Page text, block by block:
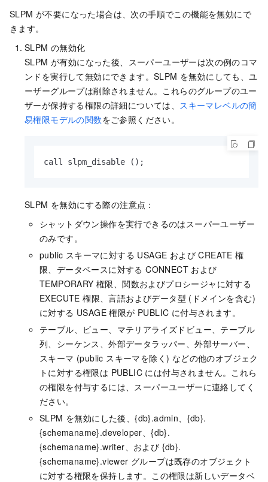
SLPM が不要になった場合は、次の手順でこの機能を無効にで
きます。
SLPM の無効化
SLPM が有効になった後、スーパーユーザーは次の例のコマ
ンドを実行して無効にできます。SLPM を無効にしても、ユ
ーザーグループは削除されません。これらのグループのユー
ザーが保持する権限の詳細については、 スキーマレベルの簡
易権限モデルの関数をご参照ください。
call slpm_disable ();
SLPM を無効にする際の注意点：
シャットダウン操作を実行できるのはスーパーユーザー
のみです。
public スキーマに対する USAGE および CREATE 権
限、データベースに対する CONNECT および
TEMPORARY 権限、関数およびプロシージャに対する
EXECUTE 権限、言語およびデータ型 (ドメインを含む)
に対する USAGE 権限が PUBLIC に付与されます。
テーブル、ビュー、マテリアライズドビュー、テーブル
列、シーケンス、外部データラッパー、外部サーバー、
スキーマ (public スキーマを除く) などの他のオブジェク
トに対する権限は PUBLIC には付与されません。これら
の権限を付与するには、スーパーユーザーに連絡してく
ださい。
SLPM を無効にした後、{db}.admin、{db}.
{schemaname}.developer、{db}.
{schemaname}.writer、および {db}.
{schemaname}.viewer グループは既存のオブジェクト
に対する権限を保持します。この権限は新しいデータベ